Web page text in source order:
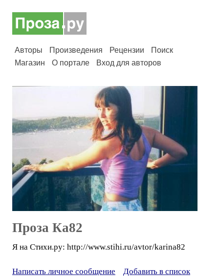
Авторы Произведения Рецензии
Поиск
Магазин
О портале Вход для авторов
Проза Ка82
Я на Стихи.ру: http://www.stihi.ru/avtor/karina82
Написать личное сообщение
Добавить в список